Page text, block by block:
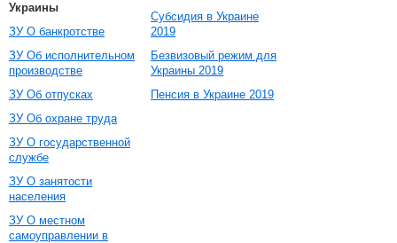
Украины
ЗУ О банкротстве
ЗУ Об исполнительном
производстве
ЗУ Об отпусках
ЗУ Об охране труда
ЗУ О государственной
службе
ЗУ О занятости
населения
ЗУ О местном
самоуправлении в
Субсидия в Украине
2019
Безвизовый режим для
Украины 2019
Пенсия в Украине 2019